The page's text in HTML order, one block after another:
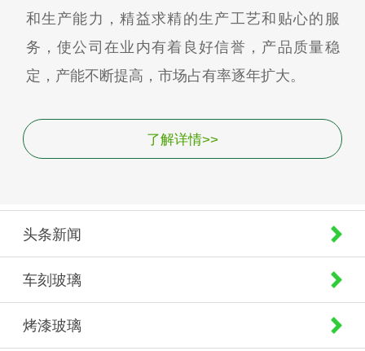
和生产能力，精益求精的生产工艺和贴心的服
务，使公司在业内有着良好信誉，产品质量稳
定，产能不断提高，市场占有率逐年扩大。
了解详情>>
头条新闻
车刻玻璃
烤漆玻璃